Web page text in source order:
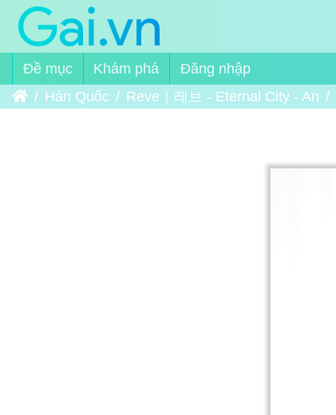
Đề mục Khám phá
Đăng nhập
Trang chủHàn Quốc Reve｜레브 - Eternal City - An